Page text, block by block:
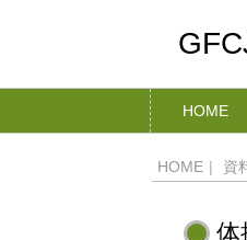
HOME
HOME | 資
体